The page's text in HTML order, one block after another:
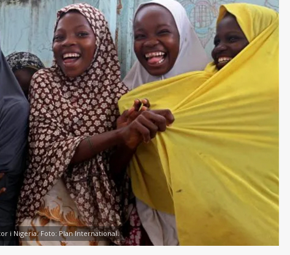
i Nigeria. Foto: Plan International.